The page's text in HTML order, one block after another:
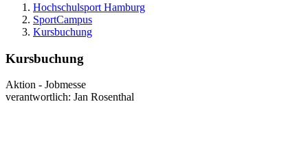
Hochschulsport Hamburg
SportCampus
Kursbuchung
Kursbuchung
Aktion - Jobmesse
verantwortlich: Jan Rosenthal